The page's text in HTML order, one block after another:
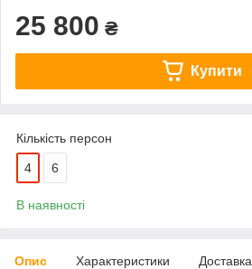
25 800 ₴
Купити
Кількість персон
4 6
В наявності
Опис Характеристики Доставка